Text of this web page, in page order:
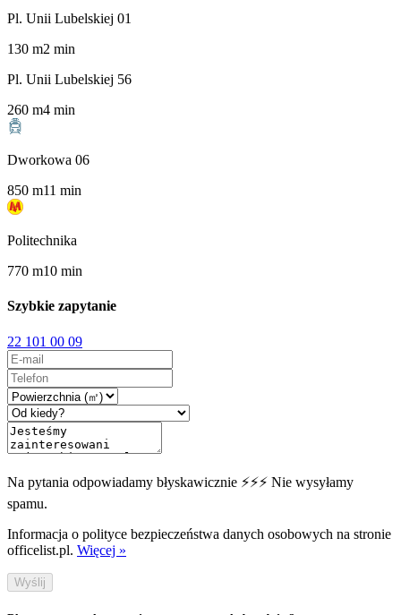
Pl. Unii Lubelskiej 01
130 m2 min
Pl. Unii Lubelskiej 56
260 m4 min
Dworkowa 06
850 m11 min
Politechnika
770 m10 min
Szybkie zapytanie
22 101 00 09
Na pytania odpowiadamy błyskawicznie ⚡⚡⚡ Nie wysyłamy
spamu.
Informacja o polityce bezpieczeństwa danych osobowych na stronie
officelist.pl. Więcej »
Wyślij